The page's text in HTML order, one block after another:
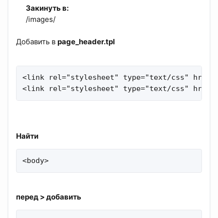
Закинуть в:
/images/​
Добавить в page_header.tpl
<link rel="stylesheet" type="text/css"
<link rel="stylesheet" type="text/css"
Найти
<body>
перед > добавить